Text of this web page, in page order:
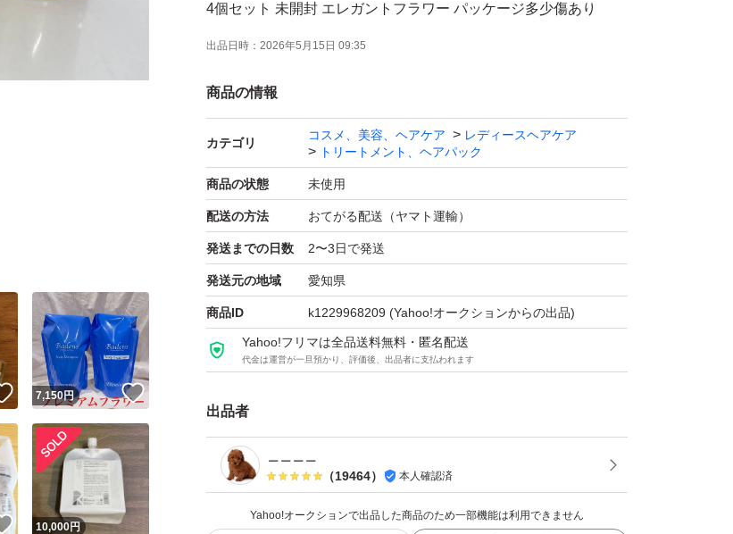
4個セット 未開封 エレガントフラワー パッケージ多少傷あり
出品日時： 2026年5月15日 09:35
商品の情報
カテゴリ
コスメ、美容、ヘアケア
レディースヘアケア
トリートメント、ヘアパック
商品の状態 未使用
配送の方法 おてがる配送（ヤマト運輸）
発送までの日数 2〜3日で発送
発送元の地域 愛知県
商品ID k1229968209 (Yahoo!オークションからの出品)
Yahoo!フリマは全品送料無料・匿名配送
代金は運営が一旦預かり、評価後、出品者に支払われます
出品者
（19464） 本人確認済
Yahoo!オークションで出品した商品のため一部機能は利用できません
いいね！
7,150円 いいね！
いいね！
10,000円